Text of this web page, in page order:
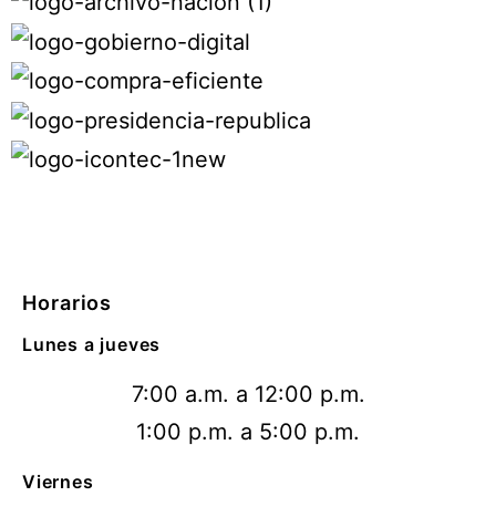
Horarios
Lunes a jueves
7:00 a.m. a 12:00 p.m.
1:00 p.m. a 5:00 p.m.
Viernes